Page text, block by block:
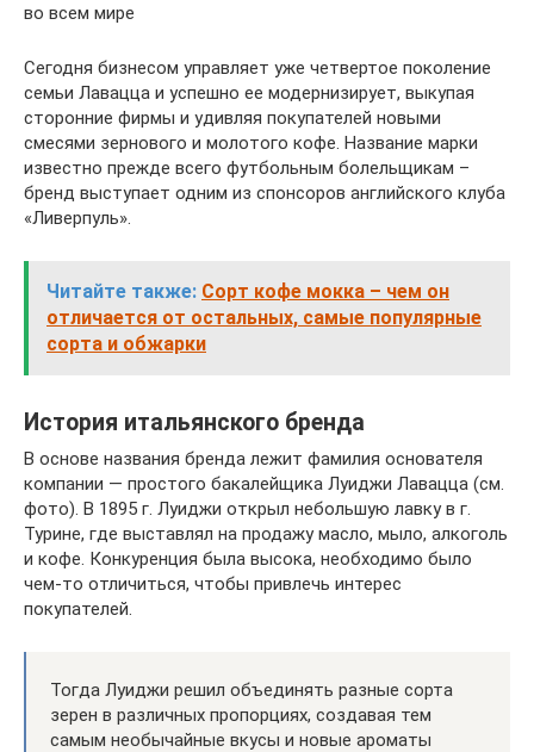
во всем мире
Сегодня бизнесом управляет уже четвертое поколение
семьи Лавацца и успешно ее модернизирует, выкупая
сторонние фирмы и удивляя покупателей новыми
смесями зернового и молотого кофе. Название марки
известно прежде всего футбольным болельщикам –
бренд выступает одним из спонсоров английского клуба
«Ливерпуль».
Читайте также: Сорт кофе мокка – чем он
отличается от остальных, самые популярные
сорта и обжарки
История итальянского бренда
В основе названия бренда лежит фамилия основателя
компании — простого бакалейщика Луиджи Лавацца (см.
фото). В 1895 г. Луиджи открыл небольшую лавку в г.
Турине, где выставлял на продажу масло, мыло, алкоголь
и кофе. Конкуренция была высока, необходимо было
чем-то отличиться, чтобы привлечь интерес
покупателей.
Тогда Луиджи решил объединять разные сорта
зерен в различных пропорциях, создавая тем
самым необычайные вкусы и новые ароматы